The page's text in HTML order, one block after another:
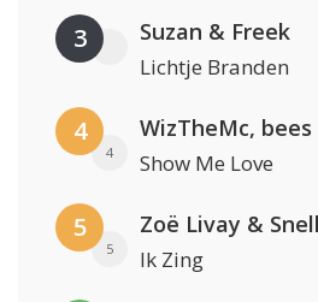
3 Suzan & Freek
Lichtje Branden
4
4
WizTheMc,
Show Me Love
5
5
Zoë Livay &
Ik Zing